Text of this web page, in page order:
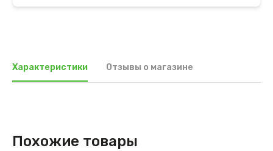
Характеристики Отзывы о магазине
Похожие товары